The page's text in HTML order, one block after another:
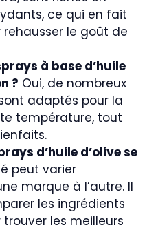
ce qui en fait
le goût de
à base d’huile
? Oui, de nombreux
adaptés pour la
température, tout
d’huile d’olive se
peut varier
marque à l’autre. Il
les ingrédients
les meilleurs